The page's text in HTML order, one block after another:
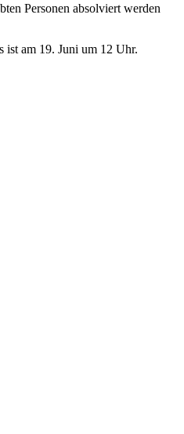
Personen absolviert werden
ist am 19. Juni um 12 Uhr.